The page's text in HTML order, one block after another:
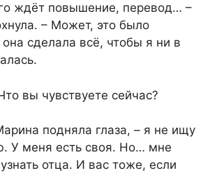
ждёт повышение, перевод… –
– Может, это было
сделала всё, чтобы я ни в
вы чувствуете сейчас?
подняла глаза, – я не ищу
У меня есть своя. Но… мне
отца. И вас тоже, если